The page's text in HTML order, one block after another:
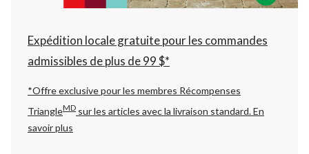
changer
Expédition locale gratuite pour les commandes
admissibles de plus de 99 $*
*Offre exclusive pour les membres Récompenses
TriangleMD sur les articles avec la livraison standard.En
savoir plus